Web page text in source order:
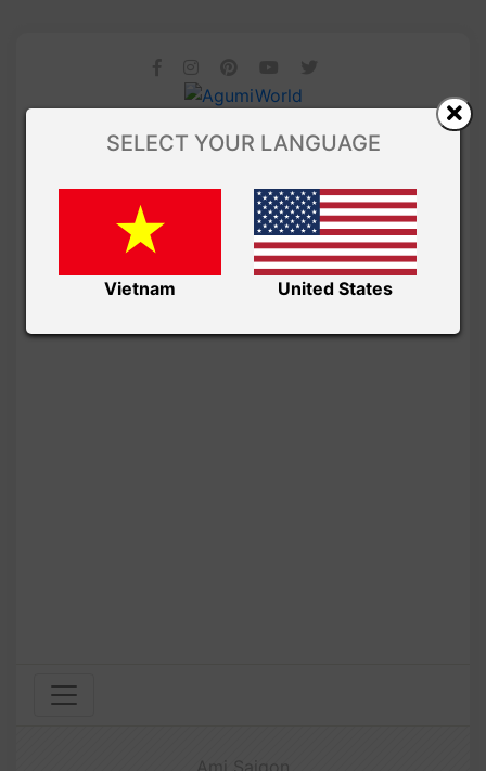
SELECT YOUR LANGUAGE
Vietnam United States